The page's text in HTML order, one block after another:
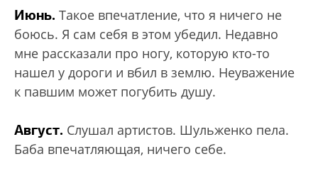
Июнь. Такое впечатление, что я ничего не
боюсь. Я сам себя в этом убедил. Недавно
мне рассказали про ногу, которую кто-то
нашел у дороги и вбил в землю. Неуважение
к павшим может погубить душу.
Август. Слушал артистов. Шульженко пела.
Баба впечатляющая, ничего себе.